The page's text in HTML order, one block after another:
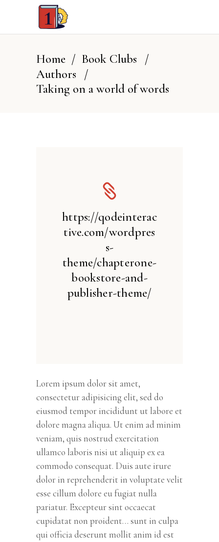
Home / Book Clubs /
Authors
/
Taking on a world of words
https://qodeinterac
tive.com/wordpres
s-
theme/chapterone-
bookstore-and-
publisher-theme/
Lorem ipsum dolor sit amet,
consectetur adipisicing elit, sed do
eiusmod tempor incididunt ut labore et
dolore magna aliqua. Ut enim ad minim
veniam, quis nostrud exercitation
ullamco laboris nisi ut aliquip ex ea
commodo consequat. Duis aute irure
dolor in reprehenderit in voluptate velit
esse cillum dolore eu fugiat nulla
pariatur. Excepteur sint occaecat
cupidatat non proident… sunt in culpa
qui officia deserunt mollit anim id est